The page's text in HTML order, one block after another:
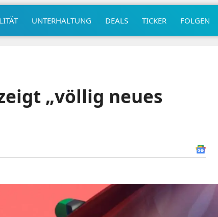
UNTERHALTUNG DEALS TICKER FOLGEN
„völlig neues